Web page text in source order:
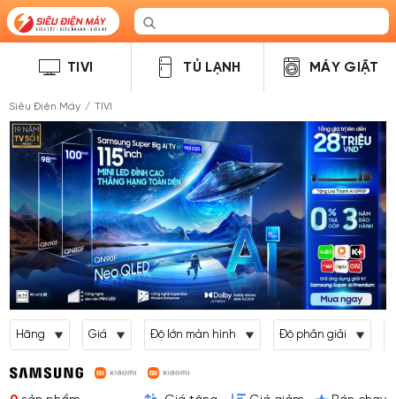
TIVI TỦ LẠNH MÁY GIẶT
Siêu Điện Máy / TIVI
Hãng Giá Độ lớn màn hình Độ phân giải